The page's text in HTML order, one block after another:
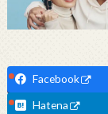
Facebook
Hatena